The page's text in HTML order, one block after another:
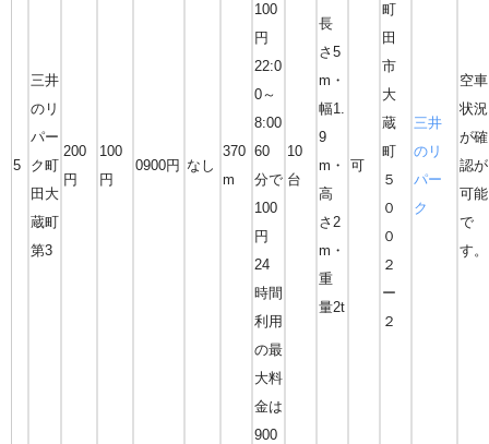
5
三井
のリ
パー
ク町
田大
蔵町
第3
200
円
100
円
0900円 なし
370
m
100
円
22:0
0～
8:00
60
分で
100
円
24
時間
利用
の最
大料
金は
900
10
台
長
さ5
m・
幅1.
9
m・
高
さ2
m・
重
量2t
可
町
田
市
大
蔵
町
５
０
０
２
ー
２
三井
のリ
パー
ク
空車
状況
が確
認が
可能
で
す。